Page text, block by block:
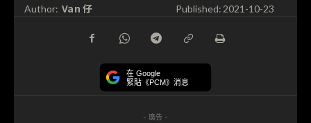
Author: Van 仔 Published:2021-10-23
在 Google
緊貼《PCM》消息
- 廣告 -